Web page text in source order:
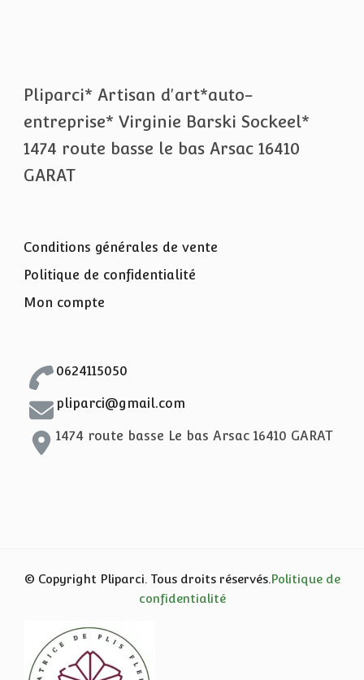
Pliparci* Artisan d'art*auto-
entreprise* Virginie Barski Sockeel*
1474 route basse le bas Arsac 16410
GARAT
Conditions générales de vente
Politique de confidentialité
Mon compte
0624115050
pliparci@gmail.com
1474 route basse Le bas Arsac 16410 GARAT
© Copyright Pliparci. Tous droits réservés.Politique de
confidentialité